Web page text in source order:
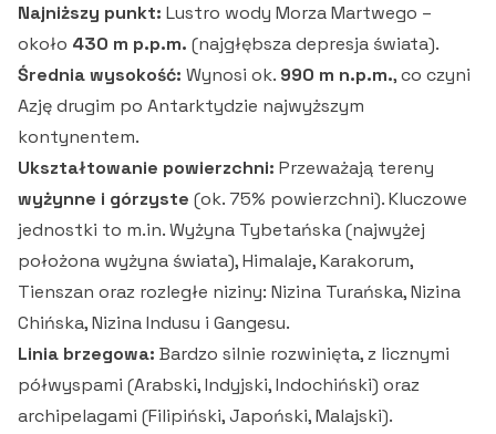
Najniższy punkt: Lustro wody Morza Martwego –
około 430 m p.p.m. (najgłębsza depresja świata).
Średnia wysokość: Wynosi ok. 990 m n.p.m., co czyni
Azję drugim po Antarktydzie najwyższym
kontynentem.
Ukształtowanie powierzchni: Przeważają tereny
wyżynne i górzyste (ok. 75% powierzchni). Kluczowe
jednostki to m.in. Wyżyna Tybetańska (najwyżej
położona wyżyna świata), Himalaje, Karakorum,
Tienszan oraz rozległe niziny: Nizina Turańska, Nizina
Chińska, Nizina Indusu i Gangesu.
Linia brzegowa: Bardzo silnie rozwinięta, z licznymi
półwyspami (Arabski, Indyjski, Indochiński) oraz
archipelagami (Filipiński, Japoński, Malajski).